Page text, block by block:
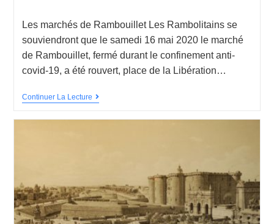
Les marchés de Rambouillet Les Rambolitains se
souviendront que le samedi 16 mai 2020 le marché
de Rambouillet, fermé durant le confinement anti-
covid-19, a été rouvert, place de la Libération…
Continuer La Lecture